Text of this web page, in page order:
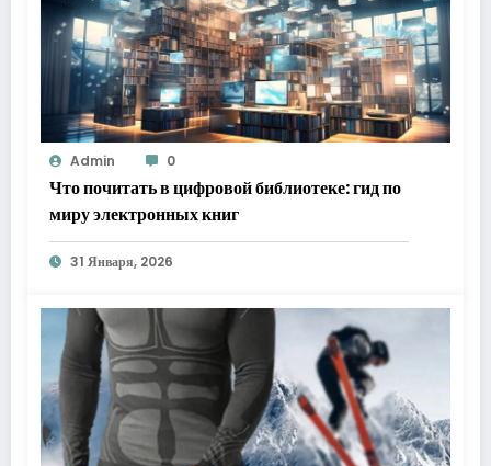
Admin 0
Что почитать в цифровой библиотеке: гид по
миру электронных книг
31 Января, 2026